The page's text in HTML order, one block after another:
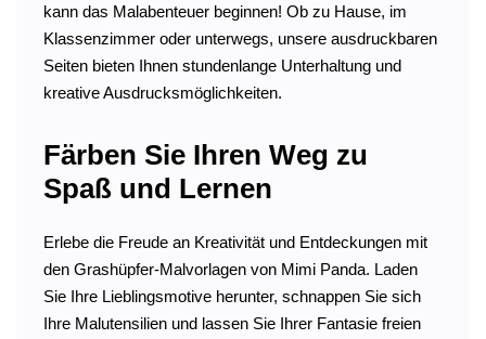
kann das Malabenteuer beginnen! Ob zu Hause, im
Klassenzimmer oder unterwegs, unsere ausdruckbaren
Seiten bieten Ihnen stundenlange Unterhaltung und
kreative Ausdrucksmöglichkeiten.
Färben Sie Ihren Weg zu
Spaß und Lernen
Erlebe die Freude an Kreativität und Entdeckungen mit
den Grashüpfer-Malvorlagen von Mimi Panda. Laden
Sie Ihre Lieblingsmotive herunter, schnappen Sie sich
Ihre Malutensilien und lassen Sie Ihrer Fantasie freien